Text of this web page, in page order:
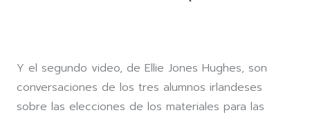
Y el segundo video, de Ellie Jones Hughes, son
conversaciones de los tres alumnos irlandeses
sobre las elecciones de los materiales para las